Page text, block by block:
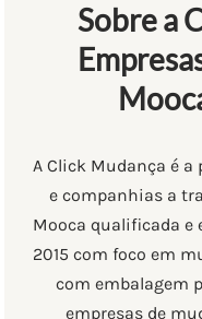
Sobre a
A Click Mudança é
e companhias a
Mooca qualificada e
2015 com foco em
com embalagem
empresas de